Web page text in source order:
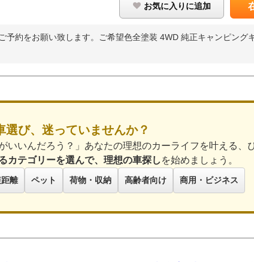
お気に入りに追加
約をお願い致します。ご希望色全塗装 4WD 純正キャンピング
選び、迷っていませんか？
いいんだろう？」あなたの理想のカーライフを叶える、
カテゴリーを選んで、理想の車探し を始めましょう。
離 ペット 荷物・収納 高齢者向け 商用・ビジネス